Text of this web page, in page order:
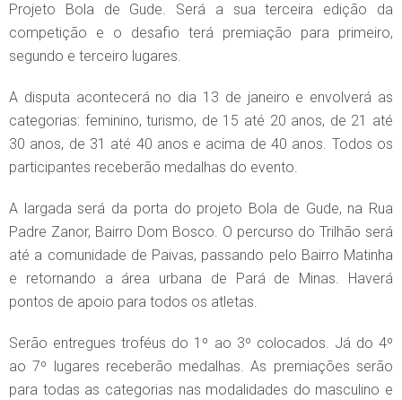
Projeto Bola de Gude. Será a sua terceira edição da
competição e o desafio terá premiação para primeiro,
segundo e terceiro lugares.
A disputa acontecerá no dia 13 de janeiro e envolverá as
categorias: feminino, turismo, de 15 até 20 anos, de 21 até
30 anos, de 31 até 40 anos e acima de 40 anos. Todos os
participantes receberão medalhas do evento.
A largada será da porta do projeto Bola de Gude, na Rua
Padre Zanor, Bairro Dom Bosco. O percurso do Trilhão será
até a comunidade de Paivas, passando pelo Bairro Matinha
e retornando a área urbana de Pará de Minas. Haverá
pontos de apoio para todos os atletas.
Serão entregues troféus do 1º ao 3º colocados. Já do 4º
ao 7º lugares receberão medalhas. As premiações serão
para todas as categorias nas modalidades do masculino e